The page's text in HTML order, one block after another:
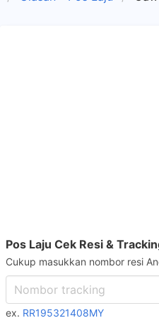
Pos Laju Cek Resi &
Cukup masukkan nombor resi
ex. RR195321408MY